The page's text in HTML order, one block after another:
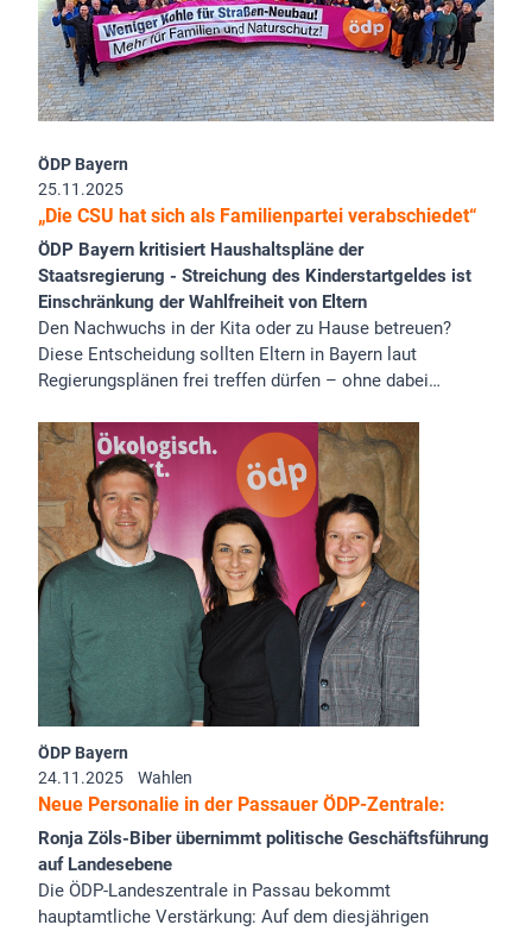
ÖDP Bayern
25.11.2025
„Die CSU hat sich als Familienpartei verabschiedet“
ÖDP Bayern kritisiert Haushaltspläne der
Staatsregierung - Streichung des Kinderstartgeldes ist
Einschränkung der Wahlfreiheit von Eltern
Den Nachwuchs in der Kita oder zu Hause betreuen?
Diese Entscheidung sollten Eltern in Bayern laut
Regierungsplänen frei treffen dürfen – ohne dabei…
ÖDP Bayern
24.11.2025
Wahlen
Neue Personalie in der Passauer ÖDP-Zentrale:
Ronja Zöls-Biber übernimmt politische Geschäftsführung
auf Landesebene
Die ÖDP-Landeszentrale in Passau bekommt
hauptamtliche Verstärkung: Auf dem diesjährigen